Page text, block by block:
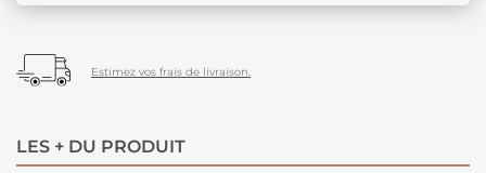
Estimez vos frais de livraison.
LES + DU PRODUIT